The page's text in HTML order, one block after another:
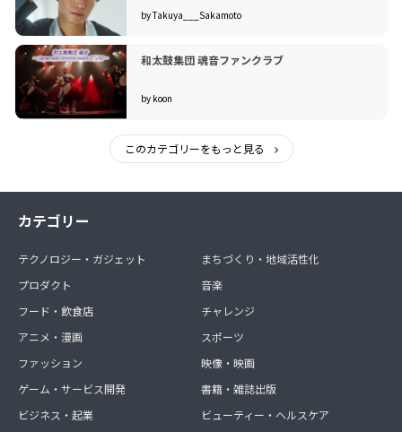
by Takuya___Sakamoto
和太鼓集団 魂音ファンクラブ
by koon
このカテゴリーをもっと見る
カテゴリー
テクノロジー・ガジェット
プロダクト
フード・飲食店
アニメ・漫画
ファッション
ゲーム・サービス開発
ビジネス・起業
まちづくり・地域活性化
音楽
チャレンジ
スポーツ
映像・映画
書籍・雑誌出版
ビューティー・ヘルスケア